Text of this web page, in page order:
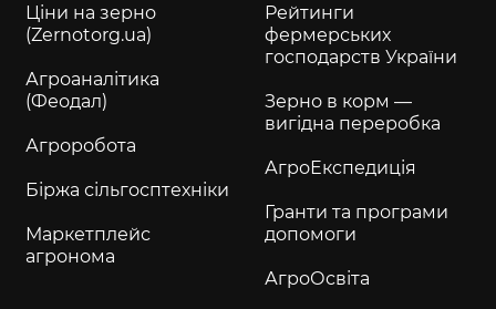
Ціни на зерно
(Zernotorg.ua)
Агроаналітика
(Феодал)
Агроробота
Біржа сільгосптехніки
Маркетплейс
агронома
Рейтинги
фермерських
господарств України
Зерно в корм —
вигідна переробка
АгроЕкспедиція
Гранти та програми
допомоги
АгроОсвіта